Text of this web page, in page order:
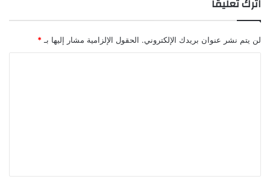
ل
م
يلن يتم نشر عنوان بريدك الإلكتروني. الحقول الإلزامية مشار إليها بـ *